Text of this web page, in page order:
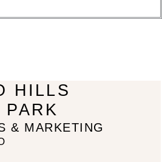
HILLS
PARK
& MARKETING